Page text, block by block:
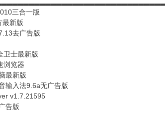
三合一版
新版
去广告版
士最新版
浏览器
最新版
输入法9.6a无广告版
v1.7.21595
告版